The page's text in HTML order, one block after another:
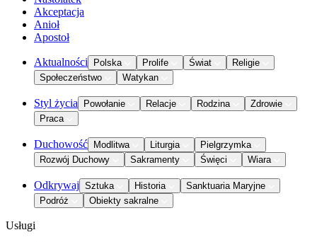
Akceptacja
Anioł
Apostoł
Aktualności Polska Prolife Świat
Religie
Społeczeństwo
Watykan
Styl życia Powołanie Relacje Rodzina
Zdrowie
Praca
Duchowość Modlitwa Liturgia
Pielgrzymka
Rozwój Duchowy
Sakramenty Święci Wiara
Odkrywaj Sztuka Historia
Sanktuaria Maryjne
Podróż
Obiekty sakralne
Usługi